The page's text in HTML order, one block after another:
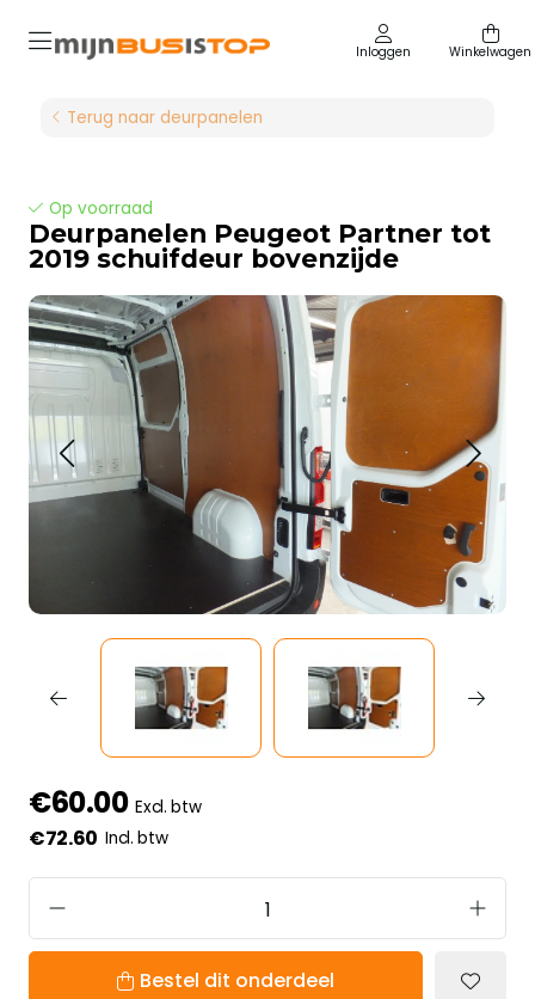
Inloggen Winkelwagen
Terug naar deurpanelen
Op voorraad
Deurpanelen Peugeot Partner tot
2019 schuifdeur bovenzijde
€60.00 Excl. btw
€72.60 Incl. btw
Bestel dit onderdeel